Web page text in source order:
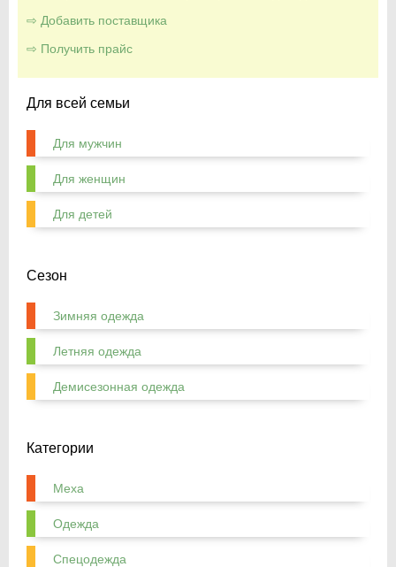
⇨ Добавить поставщика
⇨ Получить прайс
Для всей семьи
Для мужчин
Для женщин
Для детей
Сезон
Зимняя одежда
Летняя одежда
Демисезонная одежда
Категории
Меха
Одежда
Спецодежда